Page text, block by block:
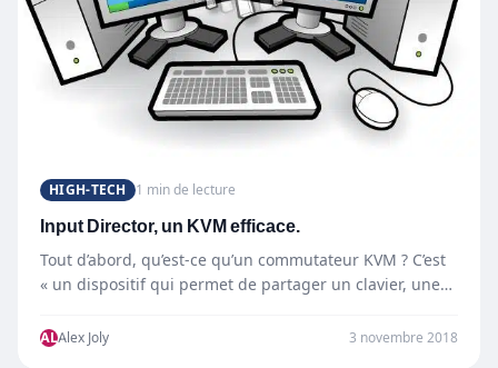
HIGH-TECH 1 min de lecture
Input Director, un KVM efficace.
Tout d’abord, qu’est-ce qu’un commutateur KVM ? C’est
« un dispositif qui permet de partager un clavier, une
ALAlex Joly 3 novembre 2018